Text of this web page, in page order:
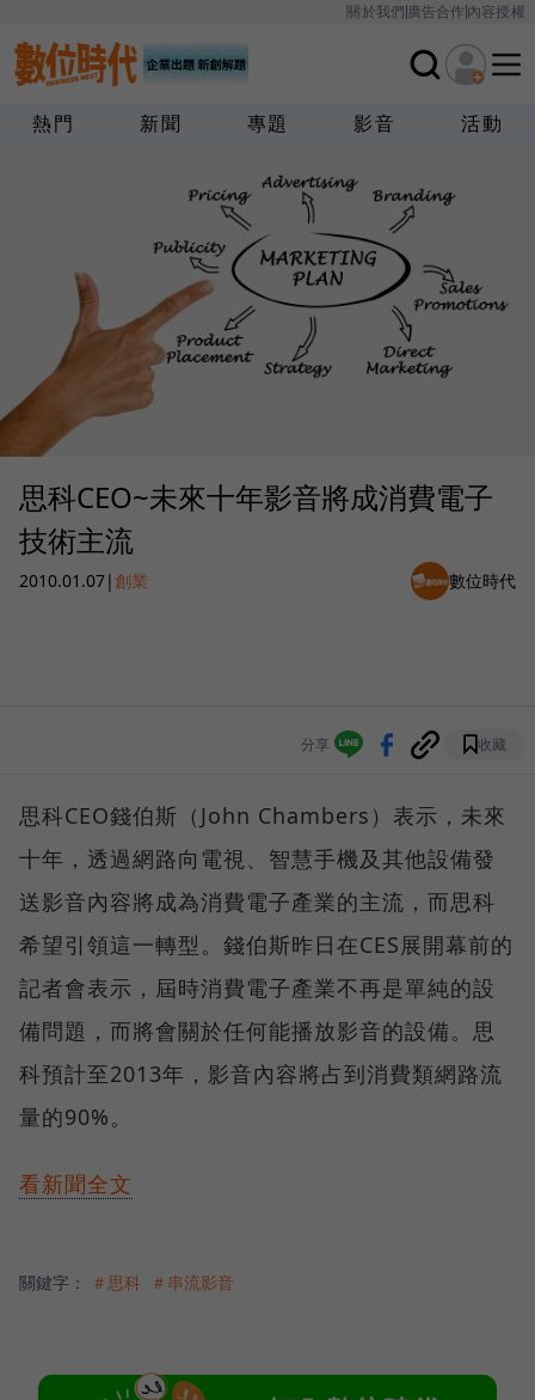
關於我們廣告合作內容授權
熱門 新聞 專題 影音 活動
思科CEO~未來十年影音將成消費電子
技術主流
2010.01.07|創業 數位時代
分享 收藏
思科CEO錢伯斯（John Chambers）表示，未來
十年，透過網路向電視、智慧手機及其他設備發
送影音內容將成為消費電子產業的主流，而思科
希望引領這一轉型。錢伯斯昨日在CES展開幕前的
記者會表示，屆時消費電子產業不再是單純的設
備問題，而將會關於任何能播放影音的設備。思
科預計至2013年，影音內容將占到消費類網路流
量的90%。
看新聞全文
關鍵字： ＃思科 ＃串流影音